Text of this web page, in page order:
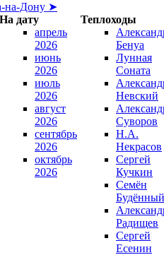
на-Дону ➤
На дату
Теплоходы
апрель
2026
июнь
2026
июль
2026
август
2026
сентябрь
2026
октябрь
2026
Бенуа
Лунная
Соната
Невский
Суворов
Н.А.
Некрасов
Сергей
Кучкин
Семён
Будённый
Радищев
Сергей
Есенин